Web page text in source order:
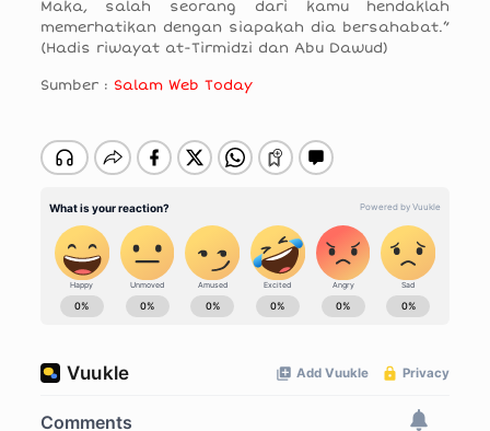
Maka, salah seorang dari kamu hendaklah
memerhatikan dengan siapakah dia bersahabat.”
(Hadis riwayat at-Tirmidzi dan Abu Dawud)
Sumber : Salam Web Today